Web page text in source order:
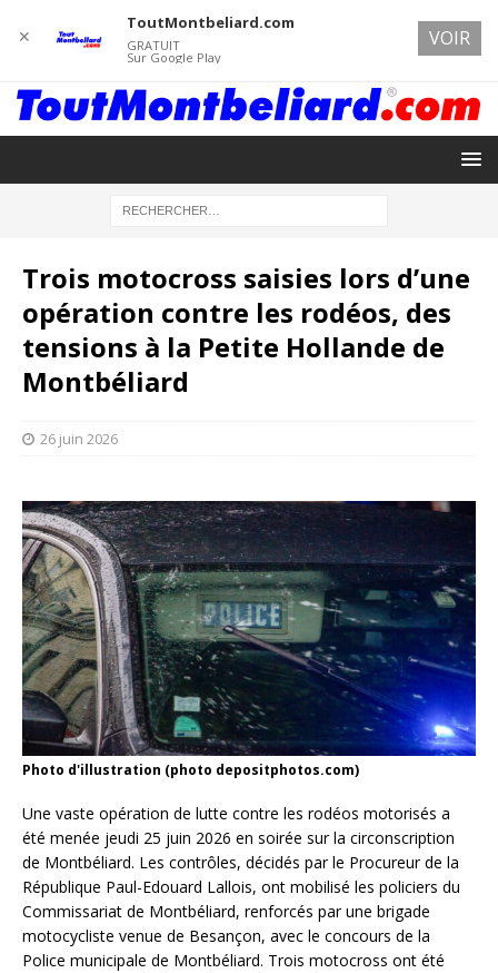
Trois motocross saisies lors d’une
opération contre les rodéos, des
tensions à la Petite Hollande de
Montbéliard
26 juin 2026
Photo d'illustration (photo depositphotos.com)
Une vaste opération de lutte contre les rodéos motorisés a
été menée jeudi 25 juin 2026 en soirée sur la circonscription
de Montbéliard. Les contrôles, décidés par le Procureur de la
République Paul-Edouard Lallois, ont mobilisé les policiers du
Commissariat de Montbéliard, renforcés par une brigade
motocycliste venue de Besançon, avec le concours de la
Police municipale de Montbéliard. Trois motocross ont été
✕
ToutMontbeliard.com
GRATUIT
Sur Google Play
VOIR